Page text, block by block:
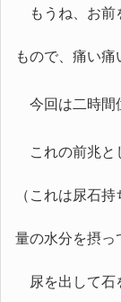
もうね、お前
もので、痛い痛
今回は二時間
これの前兆と
（これは尿石
量の水分を摂っ
尿を出して石